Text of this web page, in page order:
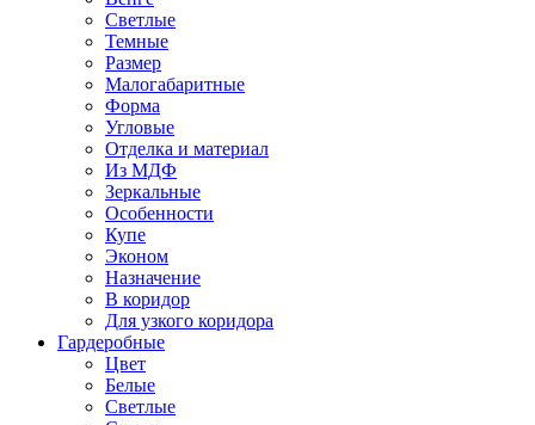
Светлые
Темные
Размер
Малогабаритные
Форма
Угловые
Отделка и материал
Из МДФ
Зеркальные
Особенности
Купе
Эконом
Назначение
В коридор
Для узкого коридора
Гардеробные
Цвет
Белые
Светлые